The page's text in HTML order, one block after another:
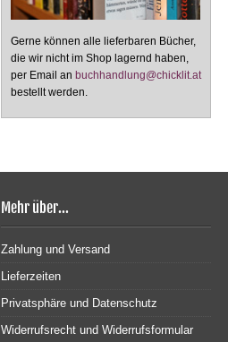
Gerne können alle lieferbaren Bücher,
die wir nicht im Shop lagernd haben,
per Email an buchhandlung@chicklit.at
bestellt werden.
Mehr über...
Zahlung und Versand
Lieferzeiten
Privatsphäre und Datenschutz
Widerrufsrecht und Widerrufsformular